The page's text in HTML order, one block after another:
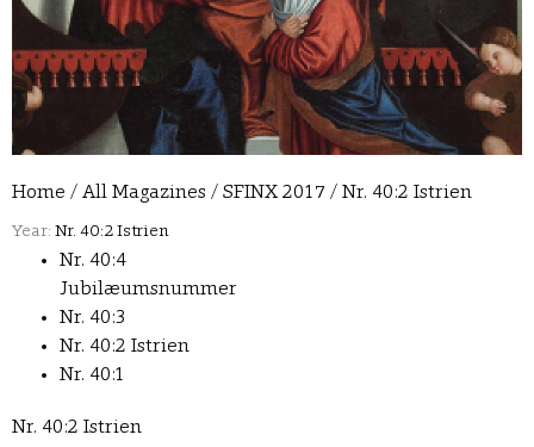
Home / All Magazines / SFINX 2017 / Nr. 40:2 Istrien
Year: Nr. 40:2 Istrien
Nr. 40:4
Jubilæumsnummer
Nr. 40:3
Nr. 40:2 Istrien
Nr. 40:1
Nr. 40:2 Istrien